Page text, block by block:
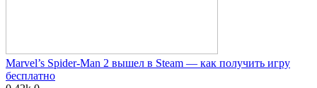
Marvel’s Spider-Man 2 вышел в Steam — как получить игру
бесплатно